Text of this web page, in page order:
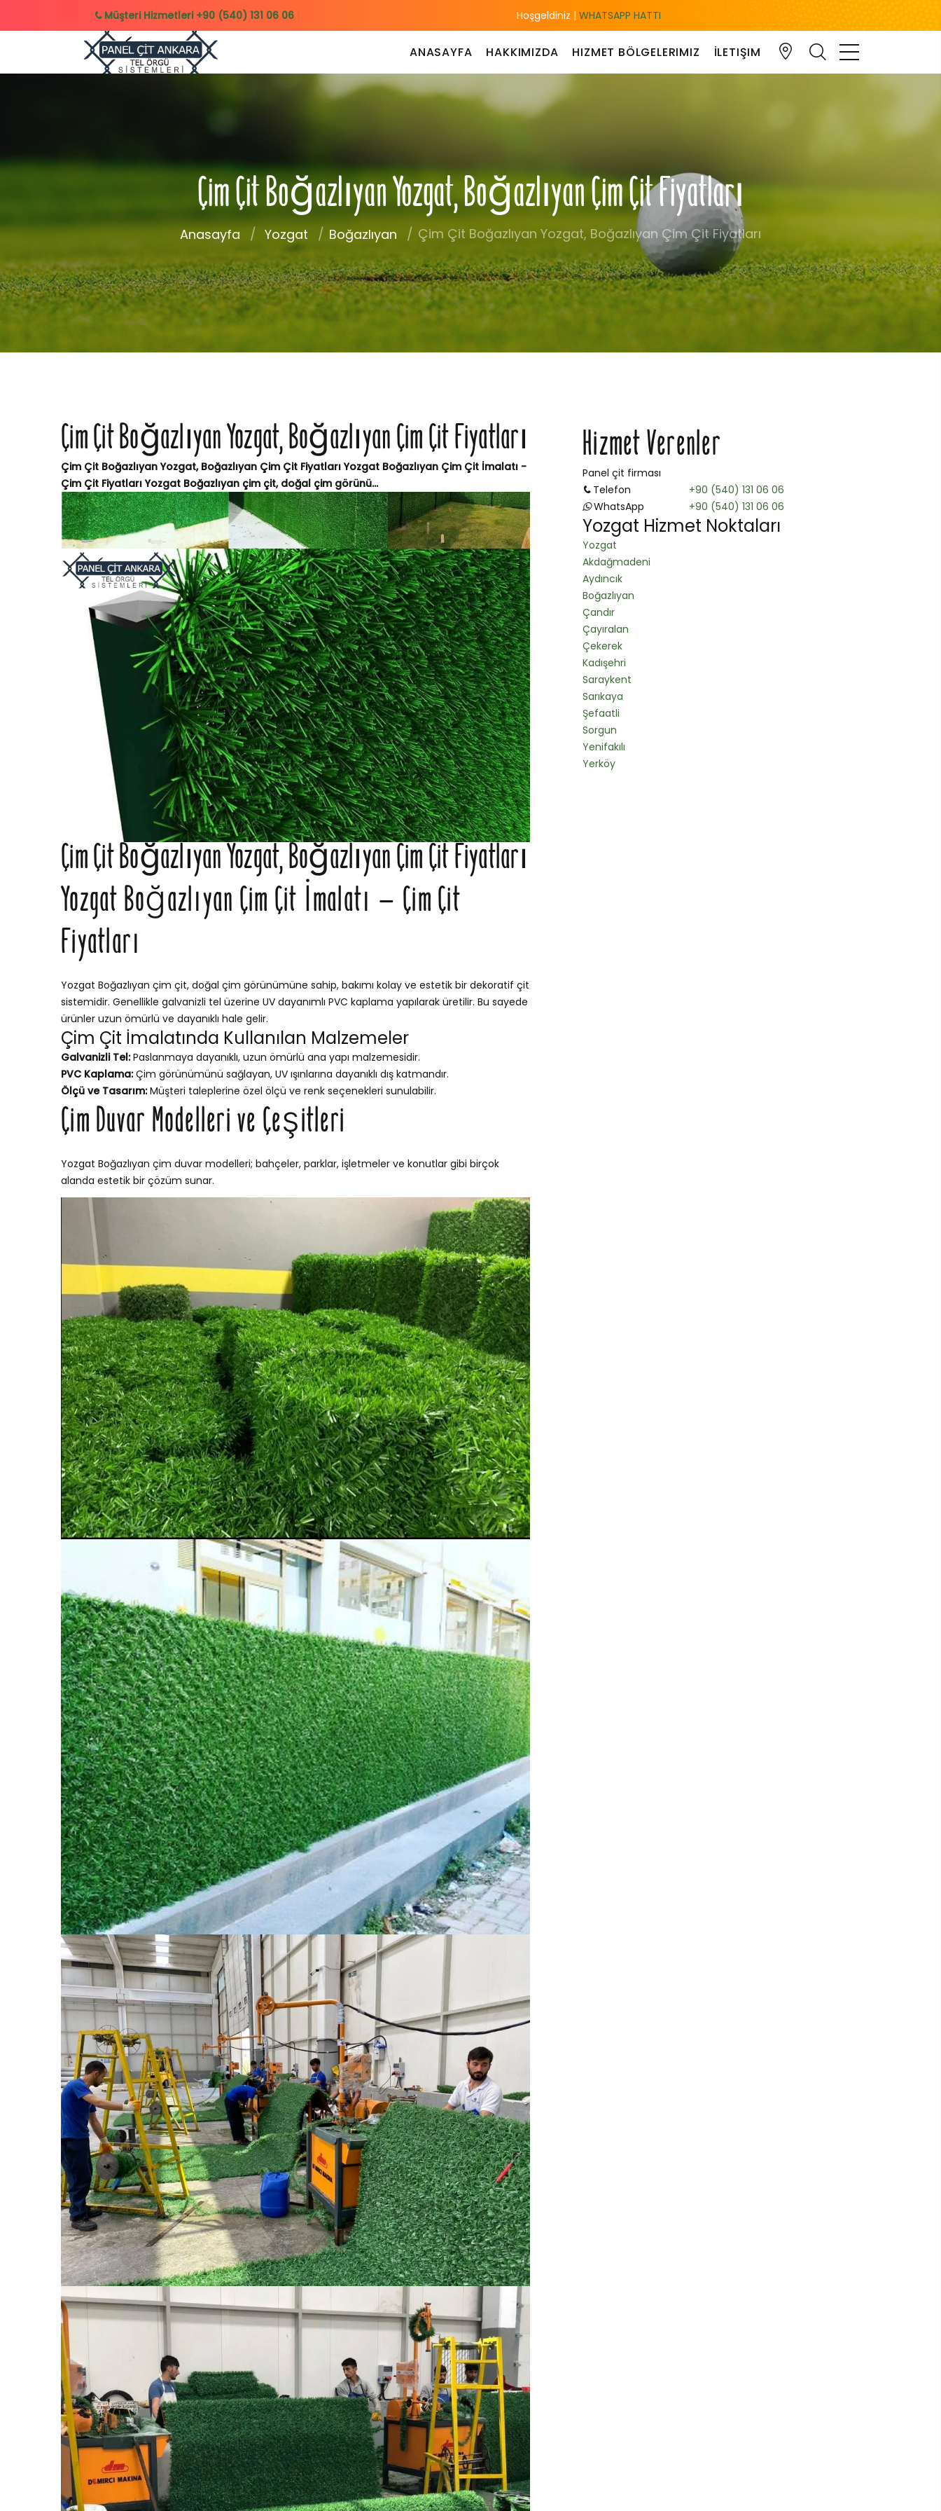
Müşteri Hizmetleri +90 (540) 131 06 06 Hoşgeldiniz | WHATSAPP HATTI
ANASAYFA HAKKIMIZDA HIZMET BÖLGELERIMIZ İLETIŞIM
Çim Çit Boğazlıyan Yozgat, Boğazlıyan Çim Çit Fiyatları
Anasayfa Yozgat Boğazlıyan Çim Çit Boğazlıyan Yozgat, Boğazlıyan Çim Çit Fiyatları
Hizmet Verenler
Panel çit firması
Telefon
+90 (540) 131 06 06
WhatsApp
+90 (540) 131 06 06
Yozgat Hizmet Noktaları
Yozgat
Akdağmadeni
Aydıncık
Boğazlıyan
Çandır
Çayıralan
Çekerek
Kadışehri
Saraykent
Sarıkaya
Şefaatli
Sorgun
Yenifakılı
Yerköy
Çim Çit Boğazlıyan Yozgat, Boğazlıyan Çim Çit Fiyatları
Çim Çit Boğazlıyan Yozgat, Boğazlıyan Çim Çit Fiyatları Yozgat Boğazlıyan Çim Çit İmalatı -
Çim Çit Fiyatları Yozgat Boğazlıyan çim çit, doğal çim görünü...
Çim Çit Boğazlıyan Yozgat, Boğazlıyan Çim Çit Fiyatları
Yozgat Boğazlıyan Çim Çit İmalatı – Çim Çit
Fiyatları
Yozgat Boğazlıyan çim çit, doğal çim görünümüne sahip, bakımı kolay ve estetik bir dekoratif çit
sistemidir. Genellikle galvanizli tel üzerine UV dayanımlı PVC kaplama yapılarak üretilir. Bu sayede
ürünler uzun ömürlü ve dayanıklı hale gelir.
Çim Çit İmalatında Kullanılan Malzemeler
Galvanizli Tel:Paslanmaya dayanıklı, uzun ömürlü ana yapı malzemesidir.
PVC Kaplama:Çim görünümünü sağlayan, UV ışınlarına dayanıklı dış katmandır.
Ölçü ve Tasarım:Müşteri taleplerine özel ölçü ve renk seçenekleri sunulabilir.
Çim Duvar Modelleri ve Çeşitleri
Yozgat Boğazlıyan çim duvar modelleri; bahçeler, parklar, işletmeler ve konutlar gibi birçok
alanda estetik bir çözüm sunar.